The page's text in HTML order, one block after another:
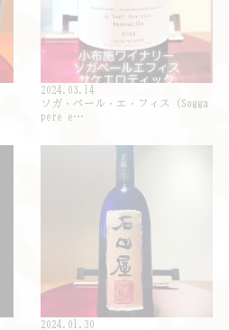
2024.03.14
ソガ・ペール・エ・フィス（Sogga
pere e…
2024.01.30